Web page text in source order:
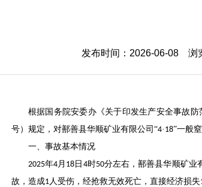
发布时间：2026-06-08 浏
根据国务院安委办《关于印发生产安全事故
号）规定，对鄯善县华顺矿业有限公司“4· 18”一般
一、事故基本情况
2025年4月 18 日 4时50分左右，鄯善县华顺矿业
故，造成1人受伤，经抢救无效死亡，直接经济损失